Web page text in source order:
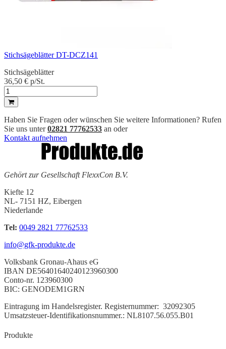
Stichsägeblätter DT-DCZ141
Stichsägeblätter
36,50 € p/St.
Haben Sie Fragen oder wünschen Sie weitere Informationen? Rufen
Sie uns unter02821 77762533 an oder
Kontakt aufnehmen
Gehört zur Gesellschaft FlexxCon B.V.
Kiefte 12
NL- 7151 HZ, Eibergen
Niederlande
Tel: 0049 2821 77762533
info@gfk-produkte.de
Volksbank Gronau-Ahaus eG
IBAN DE56401640240123960300
Conto-nr. 123960300
BIC: GENODEM1GRN
Eintragung im Handelsregister. Registernummer: 32092305
Umsatzsteuer-Identifikationsnummer.: NL8107.56.055.B01
Produkte